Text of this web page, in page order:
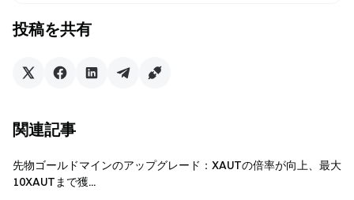
授与されます。イベント中に取引が多いほど、グラン
プリを獲得するチャンスが高くなります。報酬は各イ
は報酬を受け取る資格を得るために、イベントが終了
取引量 = 購入量 + 売却量。イベントアプリでの総取
ト取引量 + イノベーションゾーン取引量。
各イベントの総報酬は$40,000であり、そのうち福祉
投稿を共有
関連記事
先物ゴールドマインのアップグレード：XAUTの倍率が向上、最大
10XAUTまで獲...